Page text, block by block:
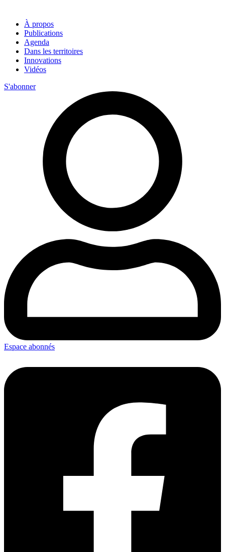
À propos
Publications
Agenda
Dans les territoires
Innovations
Vidéos
S'abonner
Espace abonnés